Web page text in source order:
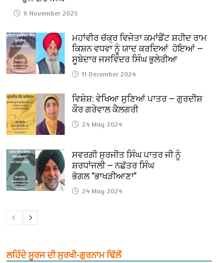
9 November 2025
ਮਹਾਂਵੀਰ ਚੱਕ੍ਰ ਵਿਜੇਤਾ ਕਮਾਂਡੈਂਟ ਸ਼ਹੀਦ ਰਾਮ
ਕਿਸ਼ਨ ਵਧਵਾ ਨੂੰ ਯਾਦ ਕਰਦਿਆਂ ਹੋਇਆਂ —
ਸੂਬੇਦਾਰ ਜਸਵਿੰਦਰ ਸਿੰਘ ਭੁਲੇਰੀਆ
11 December 2024
ਵਿਸ਼ੇਸ਼: ਵੇਖਿਆ ਸੁਣਿਆਂ ਪਾਤਰ — ਗੁਰਦੀਸ਼
ਕੌਰ ਗਰੇਵਾਲ ਕੈਲਗਰੀ
24 May 2024
ਸਵਰਗੀ ਸੁਰਜੀਤ ਸਿੰਘ ਪਾਤਰ ਜੀ ਨੂੰ
ਸ਼ਰਧਾਂਜਲੀ — ਨਛੱਤਰ ਸਿੰਘ
ਭੋਗਲ “ਭਾਖੜੀਆਣਾ”
24 May 2024
ਲਹਿੰਦੇ ਸੂਰਜ ਦੀ ਸੁਰਖੀ-ਗੁਰਨਾਮ ਢਿੱਲੋਂ